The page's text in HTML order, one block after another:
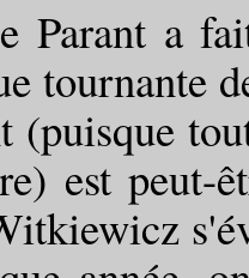
Parant a
tournante
(puisque
est peut-